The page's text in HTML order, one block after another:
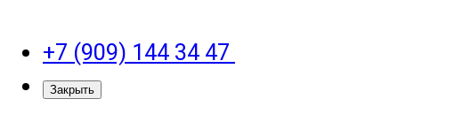
+7 (909) 144 34 47
Закрыть